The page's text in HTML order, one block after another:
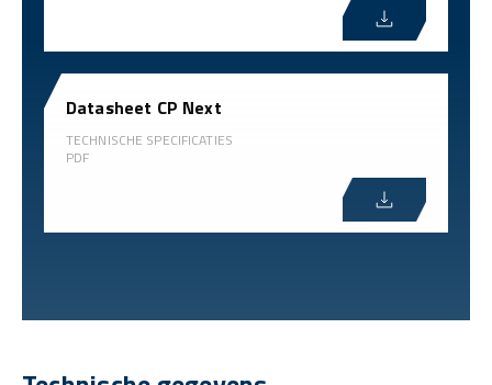
Datasheet CP Next
TECHNISCHE SPECIFICATIES
PDF